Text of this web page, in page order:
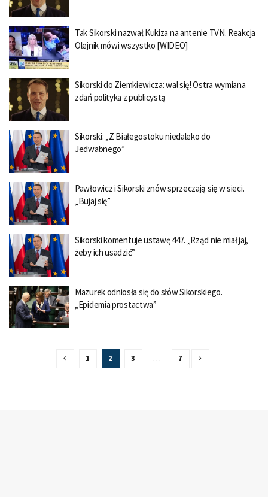
Tak Sikorski nazwał Kukiza na antenie TVN. Reakcja
Olejnik mówi wszystko [WIDEO]
Sikorski do Ziemkiewicza: wal się! Ostra wymiana
zdań polityka z publicystą
Sikorski: „Z Białegostoku niedaleko do
Jedwabnego”
Pawłowicz i Sikorski znów sprzeczają się w sieci.
„Bujaj się”
Sikorski komentuje ustawę 447. „Rząd nie miał jaj,
żeby ich usadzić”
Mazurek odniosła się do słów Sikorskiego.
„Epidemia prostactwa”
1 2 3 … 7